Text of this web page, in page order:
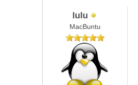
lulu
MacBuntu